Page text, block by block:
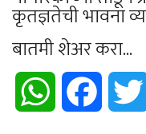
कृतज्ञतेची भावना
बातमी शेअर करा...
WhatsApp Facebook